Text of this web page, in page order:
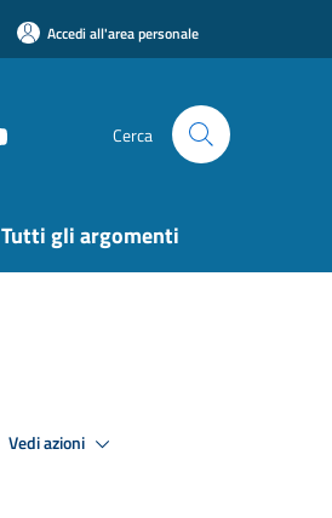
Accedi all'area personale
Cerca
Tutti gli argomenti
Vedi azioni